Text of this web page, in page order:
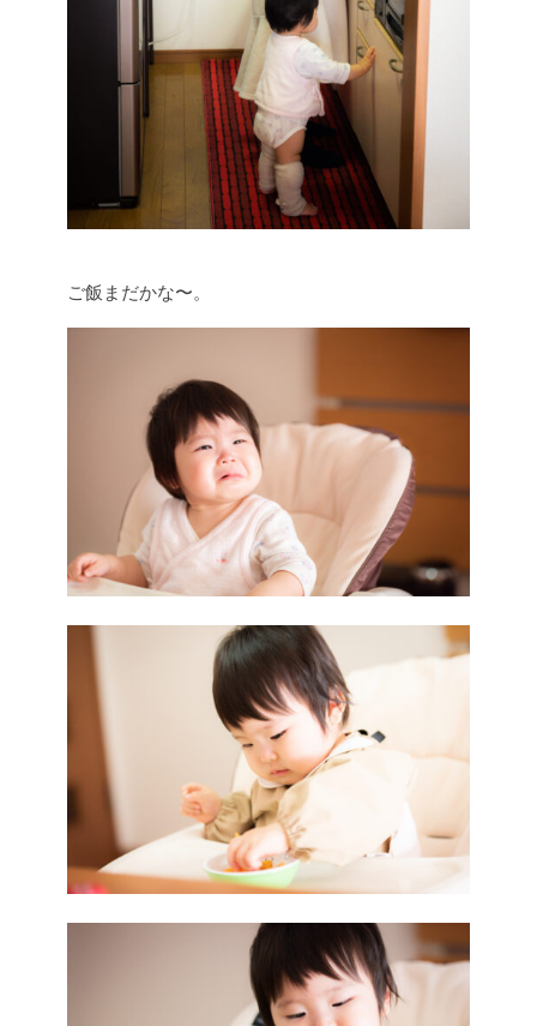
ご飯まだかな〜。